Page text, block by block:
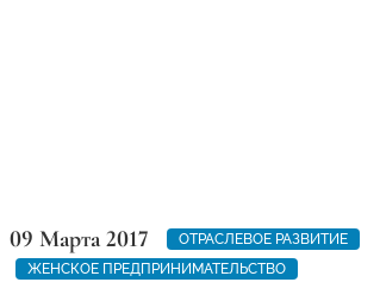
09 Марта 2017
ОТРАСЛЕВОЕ РАЗВИТИЕ
ЖЕНСКОЕ ПРЕДПРИНИМАТЕЛЬСТВО